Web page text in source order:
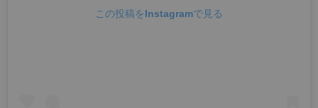
この投稿をInstagramで見る